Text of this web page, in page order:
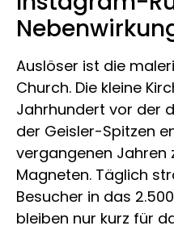
Auslöser ist die
Church. Die kleine
Jahrhundert vor der
der Geisler-Spitzen
vergangenen Jahren
Magneten. Täglich
Besucher in das
bleiben nur kurz für